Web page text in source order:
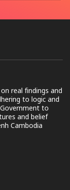
real findings and
to logic and
to
and belief
Cambodia